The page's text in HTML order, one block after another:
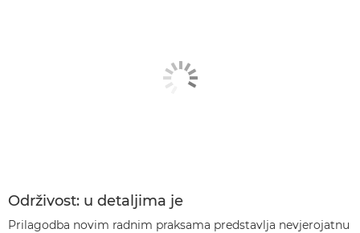
Održivost: u detaljima je
Prilagodba novim radnim praksama predstavlja nevjerojatnu